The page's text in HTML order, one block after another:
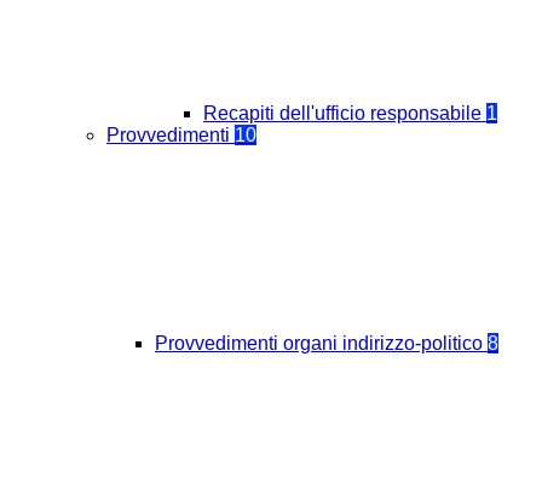
Recapiti dell'ufficio responsabile 1
Provvedimenti 10
Provvedimenti organi indirizzo-politico 8